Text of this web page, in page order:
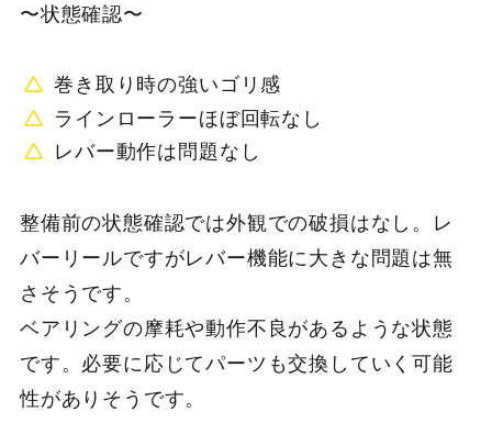
〜状態確認〜
巻き取り時の強いゴリ感
ラインローラーほぼ回転なし
レバー動作は問題なし
整備前の状態確認では外観での破損はなし。レ
バーリールですがレバー機能に大きな問題は無
さそうです。
ベアリングの摩耗や動作不良があるような状態
です。必要に応じてパーツも交換していく可能
性がありそうです。